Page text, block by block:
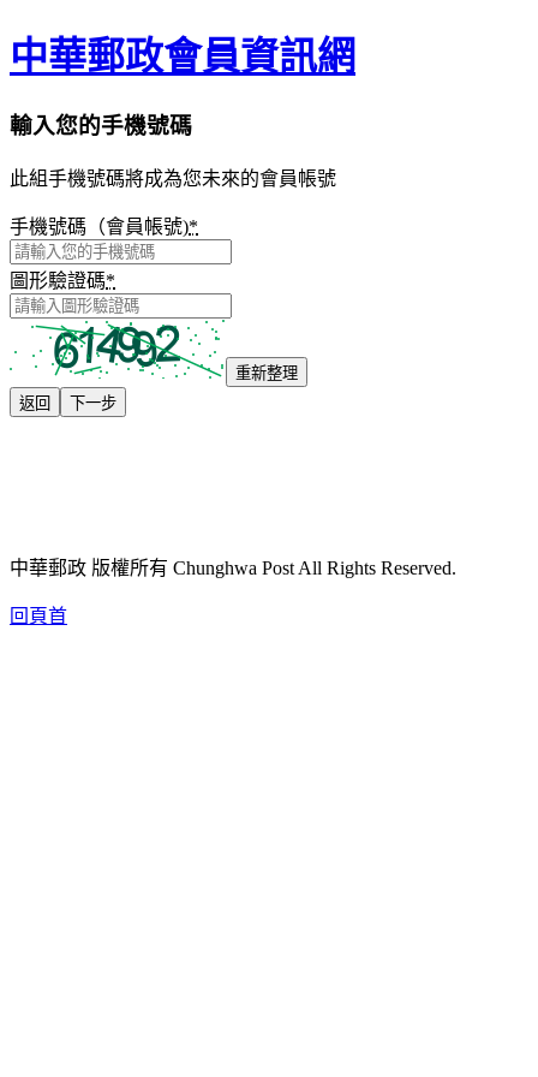
中華郵政會員資訊網
輸入您的手機號碼
此組手機號碼將成為您未來的會員帳號
手機號碼（會員帳號)*
圖形驗證碼*
重新整理
返回
下一步
中華郵政 版權所有 Chunghwa Post All Rights Reserved.
回頁首